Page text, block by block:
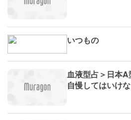
いつもの
血液型占＞日本A
自慢してはいけ